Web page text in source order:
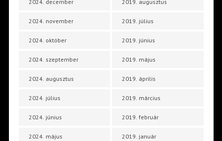
2024. december
2024. november
2024. október
2024. szeptember
2024. augusztus
2024. július
2024. június
2024. május
2019. augusztus
2019. július
2019. június
2019. május
2019. április
2019. március
2019. február
2019. január